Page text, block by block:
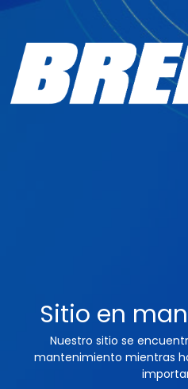
Sitio en
Nuestro sitio se
mantenimiento mientras